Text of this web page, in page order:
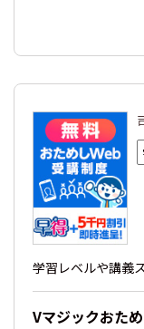
学習レベルや講義
Vマジックおた